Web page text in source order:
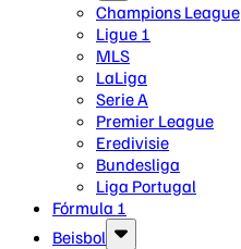
Champions League
Ligue 1
MLS
LaLiga
Serie A
Premier League
Eredivisie
Bundesliga
Liga Portugal
Fórmula 1
Beisbol